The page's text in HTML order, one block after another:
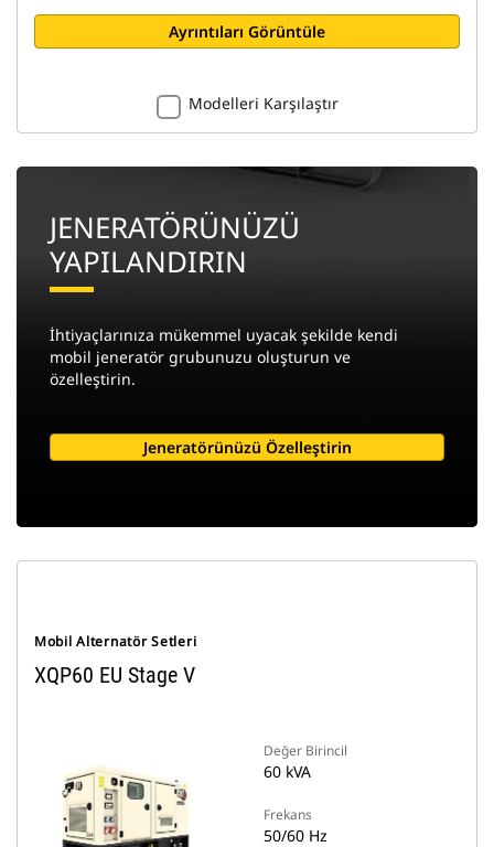
Ayrıntıları Görüntüle
Modelleri Karşılaştır
JENERATÖRÜNÜZÜ
YAPILANDIRIN
İhtiyaçlarınıza mükemmel uyacak şekilde kendi
mobil jeneratör grubunuzu oluşturun ve
özelleştirin.
Jeneratörünüzü Özelleştirin
Mobil Alternatör Setleri
XQP60 EU Stage V
Değer Birincil
60 kVA
Frekans
50/60 Hz